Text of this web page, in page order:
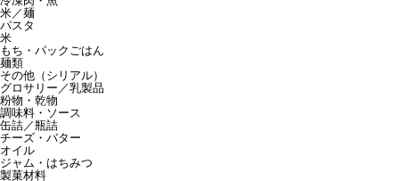
米／麺
パスタ
米
もち・パックごはん
麺類
その他（シリアル）
グロサリー／乳製品
粉物・乾物
調味料・ソース
缶詰／瓶詰
チーズ・バター
オイル
ジャム・はちみつ
製菓材料